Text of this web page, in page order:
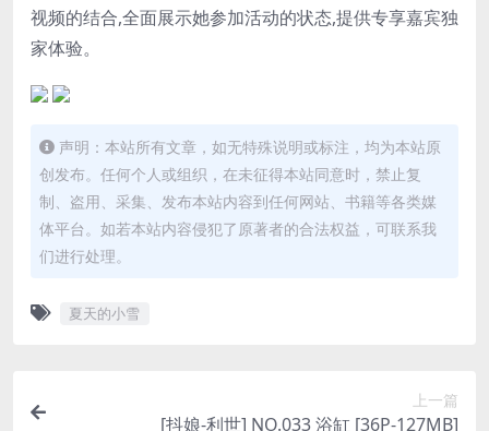
视频的结合,全面展示她参加活动的状态,提供专享嘉宾独
家体验。
声明：本站所有文章，如无特殊说明或标注，均为本站原
创发布。任何个人或组织，在未征得本站同意时，禁止复
制、盗用、采集、发布本站内容到任何网站、书籍等各类媒
体平台。如若本站内容侵犯了原著者的合法权益，可联系我
们进行处理。
夏天的小雪
上一篇
[抖娘-利世] NO.033 浴缸 [36P-127MB]